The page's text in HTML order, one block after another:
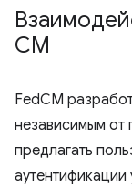
CM
FedCM
независимым от
предлагать